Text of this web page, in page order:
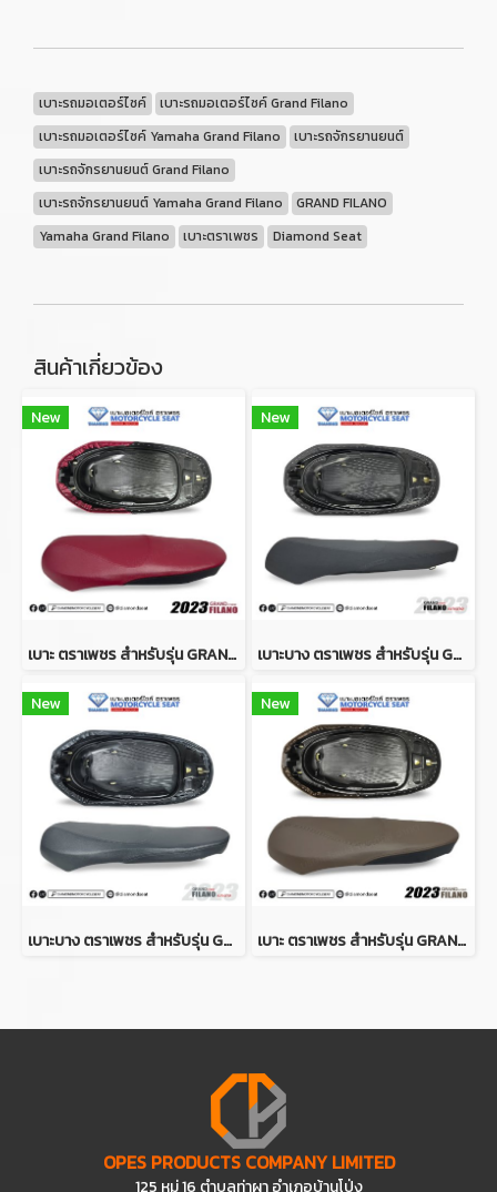
เบาะรถมอเตอร์ไซค์
เบาะรถมอเตอร์ไซค์ Grand Filano
เบาะรถมอเตอร์ไซค์ Yamaha Grand Filano
เบาะรถจักรยานยนต์
เบาะรถจักรยานยนต์ Grand Filano
เบาะรถจักรยานยนต์ Yamaha Grand Filano
GRAND FILANO
Yamaha Grand Filano
เบาะตราเพชร Diamond Seat
สินค้าเกี่ยวข้อง
New
เบาะ ตราเพชร สำหรับรุ่น GRAND FILANO HYBRID ปี 2023 (สีแดง-ดำ)
New
เบาะบาง ตราเพชร สำหรับรุ่น GRAND FILANO HYBRID ปี 2023 (สีดำ)
New
เบาะบาง ตราเพชร สำหรับรุ่น GRAND FILANO HYBRID ปี 2023 (สีเทา)
New
เบาะ ตราเพชร สำหรับรุ่น GRAND FILANO HYBRID ปี 2023 (สีน้ำตาล-ดำ)
OPES PRODUCTS COMPANY LIMITED
125 หมู่ 16 ตำบลท่าผา อำเภอบ้านโป่ง